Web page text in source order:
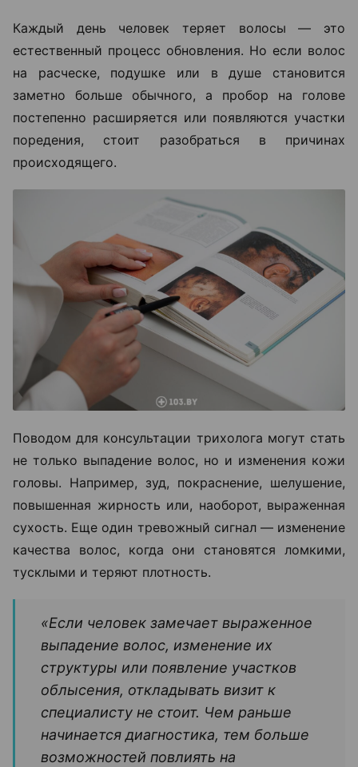
Каждый день человек теряет волосы — это
естественный процесс обновления. Но если волос
на расческе, подушке или в душе становится
заметно больше обычного, а пробор на голове
постепенно расширяется или появляются участки
поредения, стоит разобраться в причинах
происходящего.
Поводом для консультации трихолога могут стать
не только выпадение волос, но и изменения кожи
головы. Например, зуд, покраснение, шелушение,
повышенная жирность или, наоборот, выраженная
сухость. Еще один тревожный сигнал — изменение
качества волос, когда они становятся ломкими,
тусклыми и теряют плотность.
«Если человек замечает выраженное
выпадение волос, изменение их
структуры или появление участков
облысения, откладывать визит к
специалисту не стоит. Чем раньше
начинается диагностика, тем больше
возможностей повлиять на